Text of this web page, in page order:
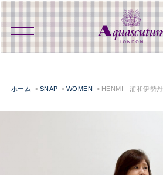
ホーム SNAP WOMEN HENMI 浦和伊勢丹